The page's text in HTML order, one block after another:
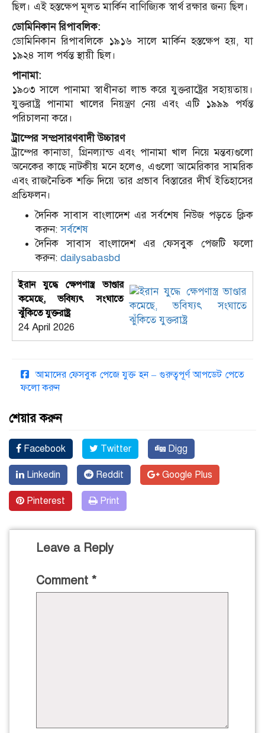
ছিল। এই হস্তক্ষেপ মূলত মার্কিন বাণিজ্যিক স্বার্থ রক্ষার জন্য ছিল।
ডোমিনিকান রিপাবলিক:
ডোমিনিকান রিপাবলিকে ১৯১৬ সালে মার্কিন হস্তক্ষেপ হয়, যা
১৯২৪ সাল পর্যন্ত স্থায়ী ছিল।
পানামা:
১৯০৩ সালে পানামা স্বাধীনতা লাভ করে যুক্তরাষ্ট্রের সহায়তায়।
যুক্তরাষ্ট্র পানামা খালের নিয়ন্ত্রণ নেয় এবং এটি ১৯৯৯ পর্যন্ত
পরিচালনা করে।
ট্রাম্পের সম্প্রসারণবাদী উচ্চারণ
ট্রাম্পের কানাডা, গ্রিনল্যান্ড এবং পানামা খাল নিয়ে মন্তব্যগুলো
অনেকের কাছে নাটকীয় মনে হলেও, এগুলো আমেরিকার সামরিক
এবং রাজনৈতিক শক্তি দিয়ে তার প্রভাব বিস্তারের দীর্ঘ ইতিহাসের
প্রতিফলন।
দৈনিক সাবাস বাংলাদেশ এর সর্বশেষ নিউজ পড়তে ক্লিক
করুন:সর্বশেষ
দৈনিক সাবাস বাংলাদেশ এর ফেসবুক পেজটি ফলো
করুন: dailysabasbd
ইরান যুদ্ধে ক্ষেপণাস্ত্র ভাণ্ডার
কমেছে, ভবিষ্যৎ সংঘাতে
ঝুঁকিতে যুক্তরাষ্ট্র
24 April 2026
আমাদের ফেসবুক পেজে যুক্ত হন – গুরুত্বপূর্ণ আপডেট পেতে
ফলো করুন
শেয়ার করুন
Facebook Twitter Digg
Linkedin Reddit Google Plus
Pinterest Print
Leave a Reply
Comment *